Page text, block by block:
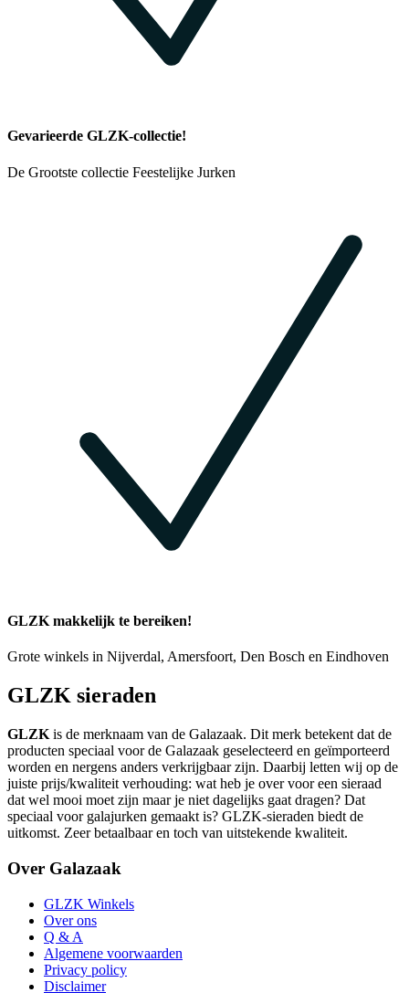
Gevarieerde GLZK-collectie!
De Grootste collectie Feestelijke Jurken
GLZK makkelijk te bereiken!
Grote winkels in Nijverdal, Amersfoort, Den Bosch en Eindhoven
GLZK sieraden
GLZK is de merknaam van de Galazaak. Dit merk betekent dat de
producten speciaal voor de Galazaak geselecteerd en geïmporteerd
worden en nergens anders verkrijgbaar zijn. Daarbij letten wij op de
juiste prijs/kwaliteit verhouding: wat heb je over voor een sieraad
dat wel mooi moet zijn maar je niet dagelijks gaat dragen? Dat
speciaal voor galajurken gemaakt is? GLZK-sieraden biedt de
uitkomst. Zeer betaalbaar en toch van uitstekende kwaliteit.
Over Galazaak
GLZK Winkels
Over ons
Q & A
Algemene voorwaarden
Privacy policy
Disclaimer